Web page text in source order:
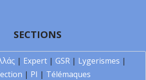
SECTIONS
| Expert| GSR| Lygerismes |
| PI | Télémaques